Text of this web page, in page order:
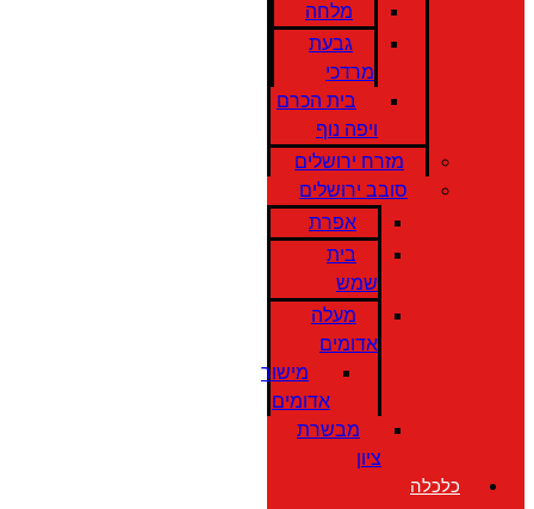
מלחה
גבעת
מרדכי
בית הכרם
ויפה נוף
מזרח ירושלים
סובב ירושלים
אפרת
בית
שמש
מעלה
אדומים
מישור
אדומים
מבשרת
ציון
כלכלה